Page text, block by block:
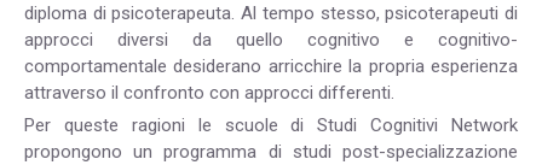
diploma di psicoterapeuta. Al tempo stesso, psicoterapeuti di
approcci diversi da quello cognitivo e cognitivo-
comportamentale desiderano arricchire la propria esperienza
attraverso il confronto con approcci differenti.
Per queste ragioni le scuole di Studi Cognitivi Network
propongono un programma di studi post-specializzazione